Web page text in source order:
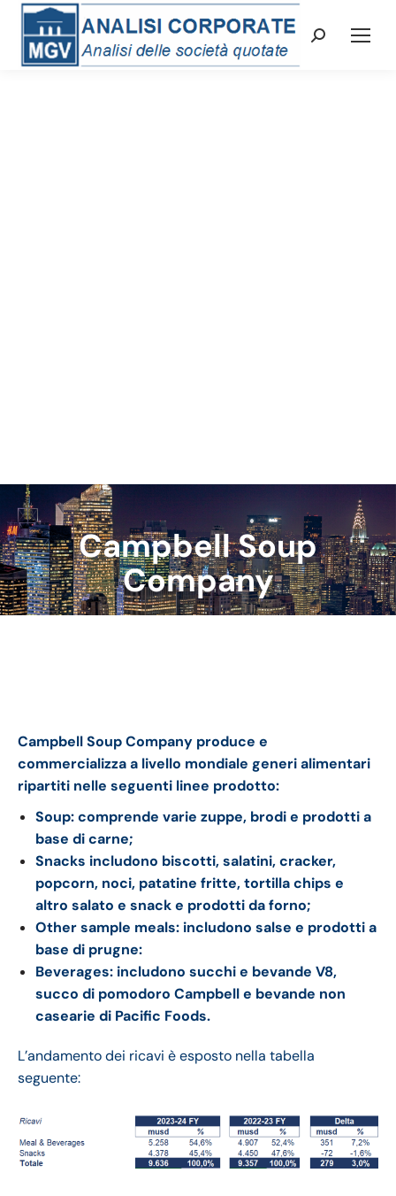
Cerca:
Campbell Soup
Company
Tu sei qui:
Campbell Soup Company produce e
commercializza a livello mondiale generi alimentari
ripartiti nelle seguenti linee prodotto:
Soup: comprende varie zuppe, brodi e prodotti a
base di carne;
Snacks includono biscotti, salatini, cracker,
popcorn, noci, patatine fritte, tortilla chips e
altro salato e snack e prodotti da forno;
Other sample meals: includono salse e prodotti a
base di prugne:
Beverages: includono succhi e bevande V8,
succo di pomodoro Campbell e bevande non
casearie di Pacific Foods.
L’andamento dei ricavi è esposto nella tabella
seguente: